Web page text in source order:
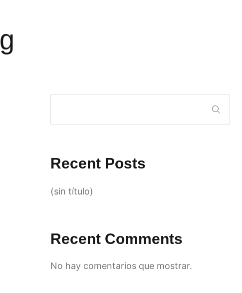
Recent Posts
(sin título)
Recent Comments
No hay comentarios que mostrar.